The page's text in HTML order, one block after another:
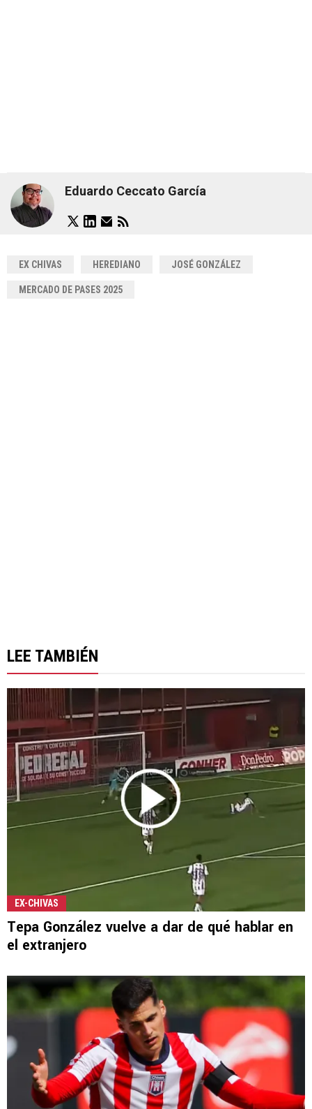
Eduardo Ceccato García
EX CHIVAS HEREDIANO JOSÉ GONZÁLEZ
MERCADO DE PASES 2025
LEE TAMBIÉN
EX-CHIVAS
Tepa González vuelve a dar de qué hablar en
el extranjero